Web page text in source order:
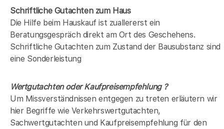
Schriftliche Gutachten zum Haus
Die Hilfe beim Hauskauf ist zuallererst ein
Beratungsgespräch direkt am Ort des Geschehens.
Schriftliche Gutachten zum Zustand der Bausubstanz sind
eine Sonderleistung
Wertgutachten oder Kaufpreisempfehlung ?
Um Missverständnissen entgegen zu treten erläutern wir
hier Begriffe wie Verkehrswertgutachten,
Sachwertgutachten und Kaufpreisempfehlung für den